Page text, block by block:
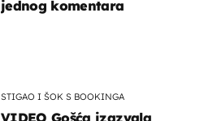
STIGAO I ŠOK S BOOKINGA
VIDEO Gošća izazvala
jednog komentara